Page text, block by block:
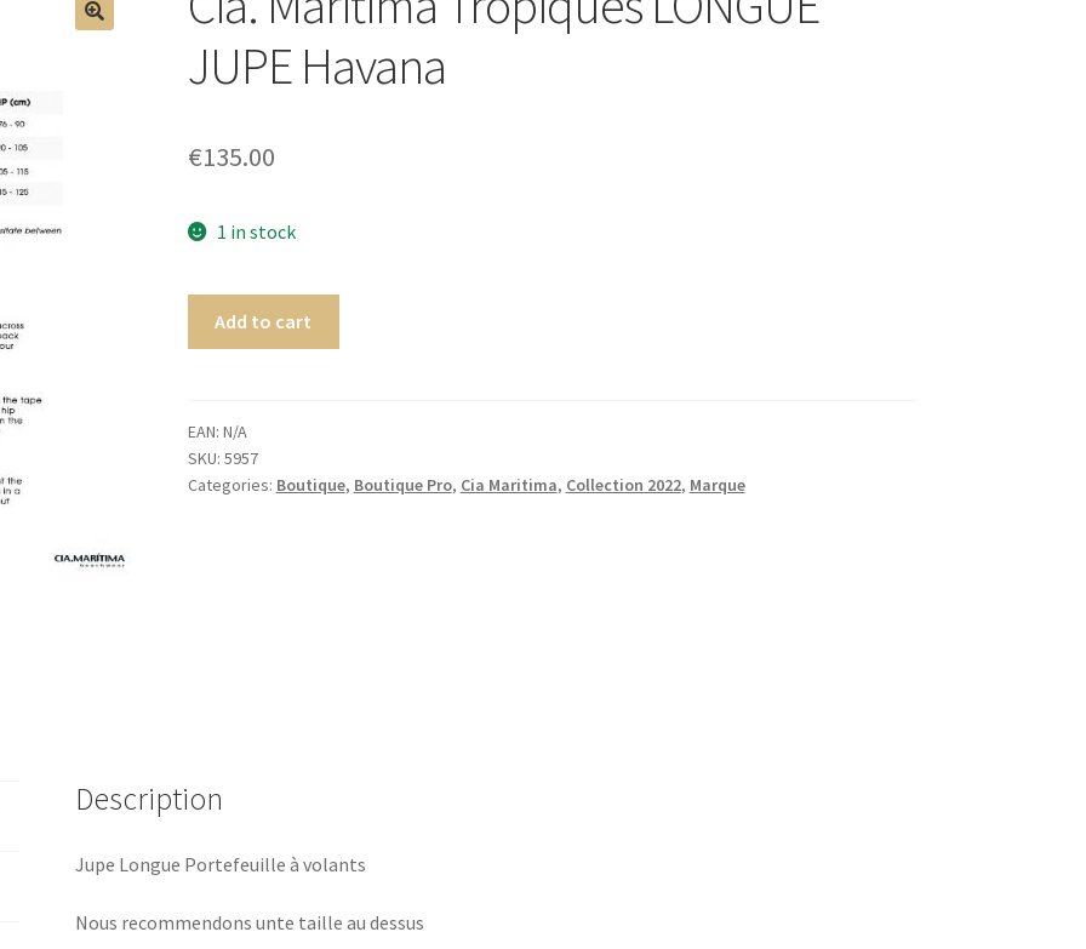
JUPE Havana
€135.00
1 in stock
Add to cart
EAN: N/A
SKU: 5957
Categories: Boutique, Boutique Pro, Cia Maritima, Collection 2022, Marque
Description
Jupe Longue Portefeuille à volants
Nous recommendons unte taille au dessus